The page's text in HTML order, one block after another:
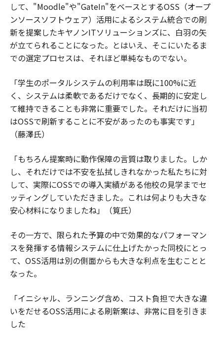
して、"Moodle"や"GateIn"をベースとするOSS（オープ
ンソースソフトウェア）活用によるシステム統合での刷
新を提案したキヤノンITソリューションズに、白羽の矢
が立てられることになった。とはいえ、そこにいたるま
での選定プロセスは、それほど単純なものでない。
「学生のポータルシステムの利用率は既に100%に近
く、システムは柔軟であるだけでなく、長期的に安定し
て維持できることも非常に重要でした。それだけに当初
はOSSで刷新することに不安があったのも事実です」
（藤澤氏）
「もちろん提案時に動作保障の言質は取りました。しか
し、それだけでは不安を払拭しきれなかった私たちに対
して、実際にOSSでの導入実績がある他校の見学までセ
ッティングしていただきました。これは何よりも大きな
安心材料になりましたね」（筧氏）
その一方で、限られた予算の中で効果的なパフォーマン
スを発揮する情報システムに仕上げたかった同校にとっ
て、OSS活用は別の側面からも大きな利点を生むことと
なった。
「イニシャル、ランニング含め、コスト負担で大きな違
いをだせるOSS活用による刷新案は、非常に目を引きま
した